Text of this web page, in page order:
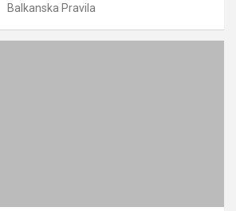
Balkanska Pravila